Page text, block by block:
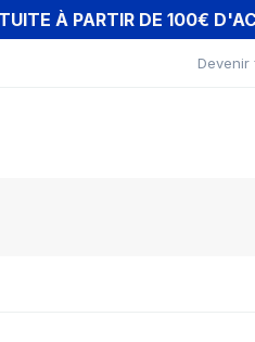
À PARTIR DE 100€